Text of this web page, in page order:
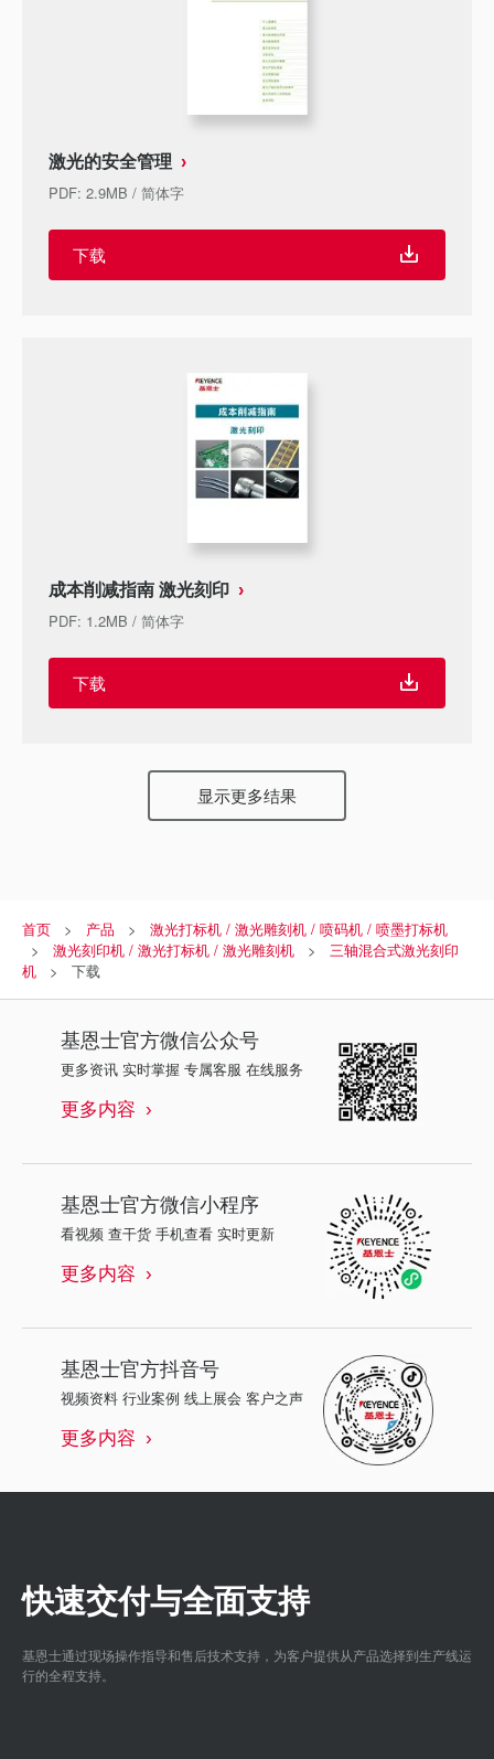
激光的安全管理
PDF: 2.9MB / 简体字
下载
成本削减指南 激光刻印
PDF: 1.2MB / 简体字
下载
显示更多结果
首页 产品
激光打标机 / 激光雕刻机 / 喷码机 / 喷墨打标机
激光刻印机 / 激光打标机 / 激光雕刻机
三轴混合式激光刻印
机
下载
基恩士官方微信公众号
更多资讯 实时掌握 专属客服 在线服务
更多内容
基恩士官方微信小程序
看视频 查干货 手机查看 实时更新
更多内容
基恩士官方抖音号
视频资料 行业案例 线上展会 客户之声
更多内容
快速交付与全面支持
基恩士通过现场操作指导和售后技术支持，为客户提供从产品选择到生产线运
行的全程支持。